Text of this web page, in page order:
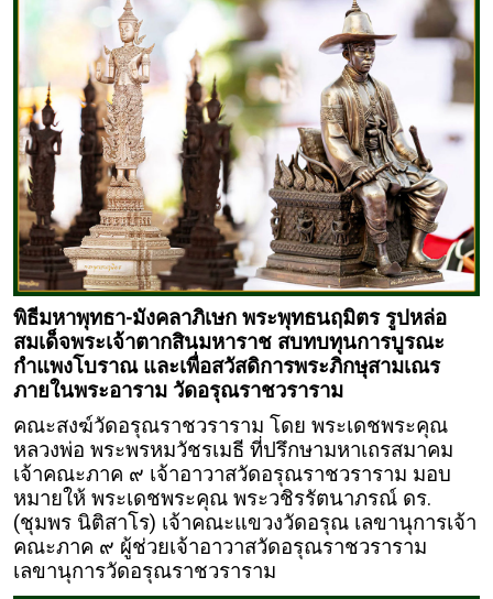
พิธีมหาพุทธา-มังคลาภิเษก พระพุทธนฤมิตร รูปหล่อ
สมเด็จพระเจ้าตากสินมหาราช สบทบทุนการบูรณะ
กำแพงโบราณ และเพื่อสวัสดิการพระภิกษุสามเณร
ภายในพระอาราม วัดอรุณราชวราราม
คณะสงฆ์วัดอรุณราชวราราม โดย พระเดชพระคุณ
หลวงพ่อ พระพรหมวัชรเมธี ที่ปรึกษามหาเถรสมาคม
เจ้าคณะภาค ๙ เจ้าอาวาสวัดอรุณราชวราราม มอบ
หมายให้ พระเดชพระคุณ พระวชิรรัตนาภรณ์ ดร.
(ชุมพร นิติสาโร) เจ้าคณะแขวงวัดอรุณ เลขานุการเจ้า
คณะภาค ๙ ผู้ช่วยเจ้าอาวาสวัดอรุณราชวราราม
เลขานุการวัดอรุณราชวราราม